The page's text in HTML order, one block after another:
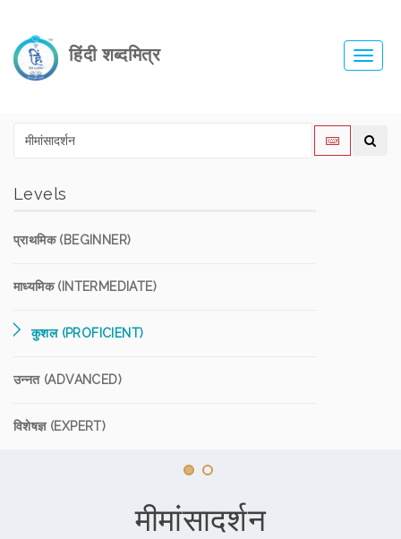
हिंदी शब्दमित्र
Levels
प्राथमिक (BEGINNER)
माध्यमिक (INTERMEDIATE)
कुशल (PROFICIENT)
उन्नत (ADVANCED)
विशेषज्ञ (EXPERT)
मीमांसादर्शन